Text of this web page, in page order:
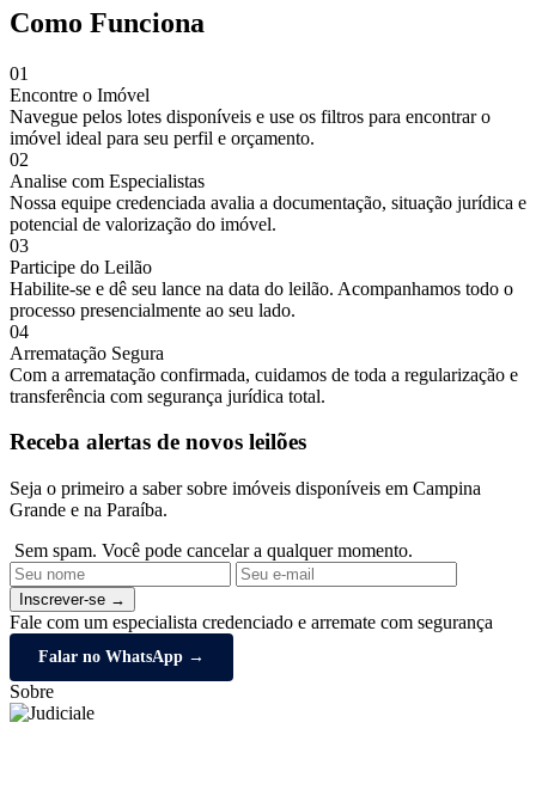
Como Funciona
01
Encontre o Imóvel
Navegue pelos lotes disponíveis e use os filtros para encontrar o
imóvel ideal para seu perfil e orçamento.
02
Analise com Especialistas
Nossa equipe credenciada avalia a documentação, situação jurídica e
potencial de valorização do imóvel.
03
Participe do Leilão
Habilite-se e dê seu lance na data do leilão. Acompanhamos todo o
processo presencialmente ao seu lado.
04
Arrematação Segura
Com a arrematação confirmada, cuidamos de toda a regularização e
transferência com segurança jurídica total.
Receba alertas de novos leilões
Seja o primeiro a saber sobre imóveis disponíveis em Campina
Grande e na Paraíba.
Sem spam. Você pode cancelar a qualquer momento.
Inscrever-se →
Fale com um especialista credenciado e arremate com segurança
Falar no WhatsApp →
Sobre